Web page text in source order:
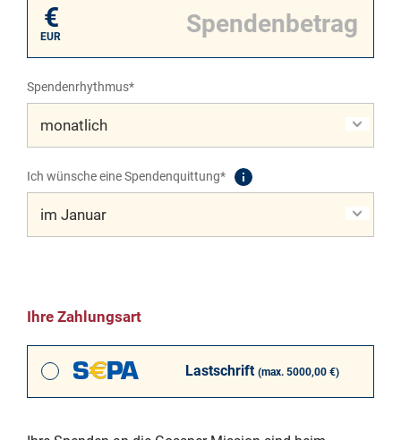
€
EUR
Spendenrhythmus*
Ich wünsche eine Spendenquittung*
Ihre Zahlungsart
Lastschrift (max. 5000,00 €)